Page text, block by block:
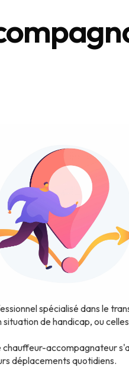
spécialisé dans le
de handicap, ou
accompagnateur
déplacements quotidiens.